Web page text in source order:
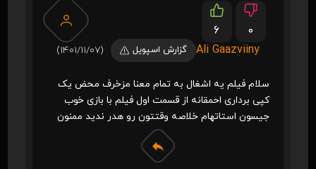
6
0
Ali Gaazviiny
گزارش اسپویل (1401/11/07)
سلام فیلم یه اشغال به تمام معنا مزخرف محض یک
کپی برداری احمقانه از قسمت اول فیلم با بازی خوب
جیسون استاتهام خلاصه وقتتون رو هدر ندید ممنون